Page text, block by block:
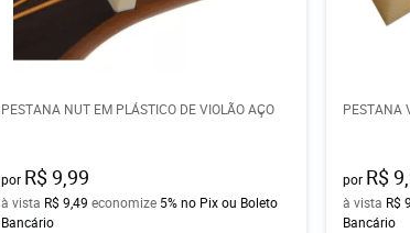
PESTANA NUT EM PLÁSTICO DE VIOLÃO AÇO
por R$ 9,99
à vista R$ 9,49 economize 5% no Pix ou Boleto
Bancário
PESTANA
por R$
à vista R$
Bancário